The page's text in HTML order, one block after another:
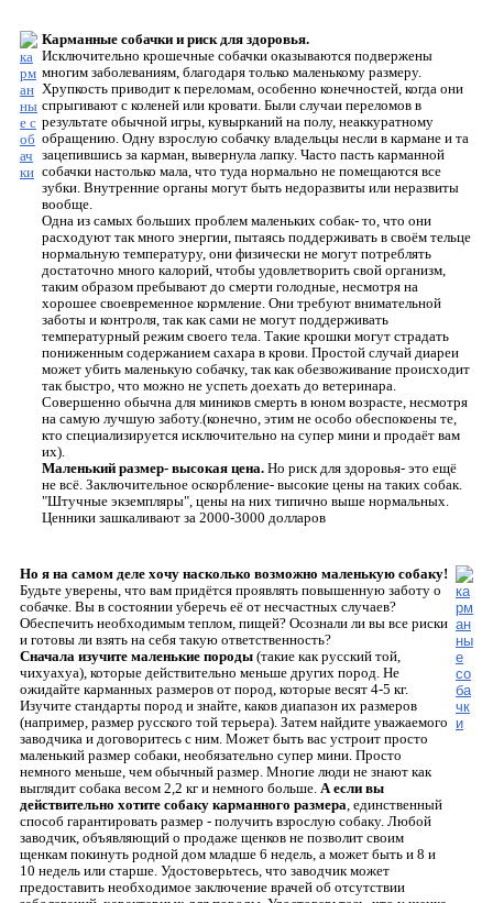
Карманные собачки и риск для здоровья.
Исключительно крошечные собачки оказываются подвержены
многим заболеваниям, благодаря только маленькому размеру.
Хрупкость приводит к переломам, особенно конечностей, когда они
спрыгивают с коленей или кровати. Были случаи переломов в
результате обычной игры, кувырканий на полу, неаккуратному
обращению. Одну взрослую собачку владельцы несли в кармане и та
зацепившись за карман, вывернула лапку. Часто пасть карманной
собачки настолько мала, что туда нормально не помещаются все
зубки. Внутренние органы могут быть недоразвиты или неразвиты
вообще.
Одна из самых больших проблем маленьких собак- то, что они
расходуют так много энергии, пытаясь поддерживать в своём тельце
нормальную температуру, они физически не могут потреблять
достаточно много калорий, чтобы удовлетворить свой организм,
таким образом пребывают до смерти голодные, несмотря на
хорошее своевременное кормление. Они требуют внимательной
заботы и контроля, так как сами не могут поддерживать
температурный режим своего тела. Такие крошки могут страдать
пониженным содержанием сахара в крови. Простой случай диареи
может убить маленькую собачку, так как обезвоживание происходит
так быстро, что можно не успеть доехать до ветеринара.
Совершенно обычна для миников смерть в юном возрасте, несмотря
на самую лучшую заботу.(конечно, этим не особо обеспокоены те,
кто специализируется исключительно на супер мини и продаёт вам
их).
Маленький размер- высокая цена. Но риск для здоровья- это ещё
не всё. Заключительное оскорбление- высокие цены на таких собак.
"Штучные экземпляры", цены на них типично выше нормальных.
Ценники зашкаливают за 2000-3000 долларов
Но я на самом деле хочу насколько возможно маленькую собаку!
Будьте уверены, что вам придётся проявлять повышенную заботу о
собачке. Вы в состоянии уберечь её от несчастных случаев?
Обеспечить необходимым теплом, пищей? Осознали ли вы все риски
и готовы ли взять на себя такую ответственность?
Сначала изучите маленькие породы (такие как русский той,
чихуахуа), которые действительно меньше других пород. Не
ожидайте карманных размеров от пород, которые весят 4-5 кг.
Изучите стандарты пород и знайте, каков диапазон их размеров
(например, размер русского той терьера). Затем найдите уважаемого
заводчика и договоритесь с ним. Может быть вас устроит просто
маленький размер собаки, необязательно супер мини. Просто
немного меньше, чем обычный размер. Многие люди не знают как
выглядит собака весом 2,2 кг и немного больше. А если вы
действительно хотите собаку карманного размера, единственный
способ гарантировать размер - получить взрослую собаку. Любой
заводчик, объявляющий о продаже щенков не позволит своим
щенкам покинуть родной дом младше 6 недель, а может быть и 8 и
10 недель или старше. Удостоверьтесь, что заводчик может
предоставить необходимое заключение врачей об отсутствии